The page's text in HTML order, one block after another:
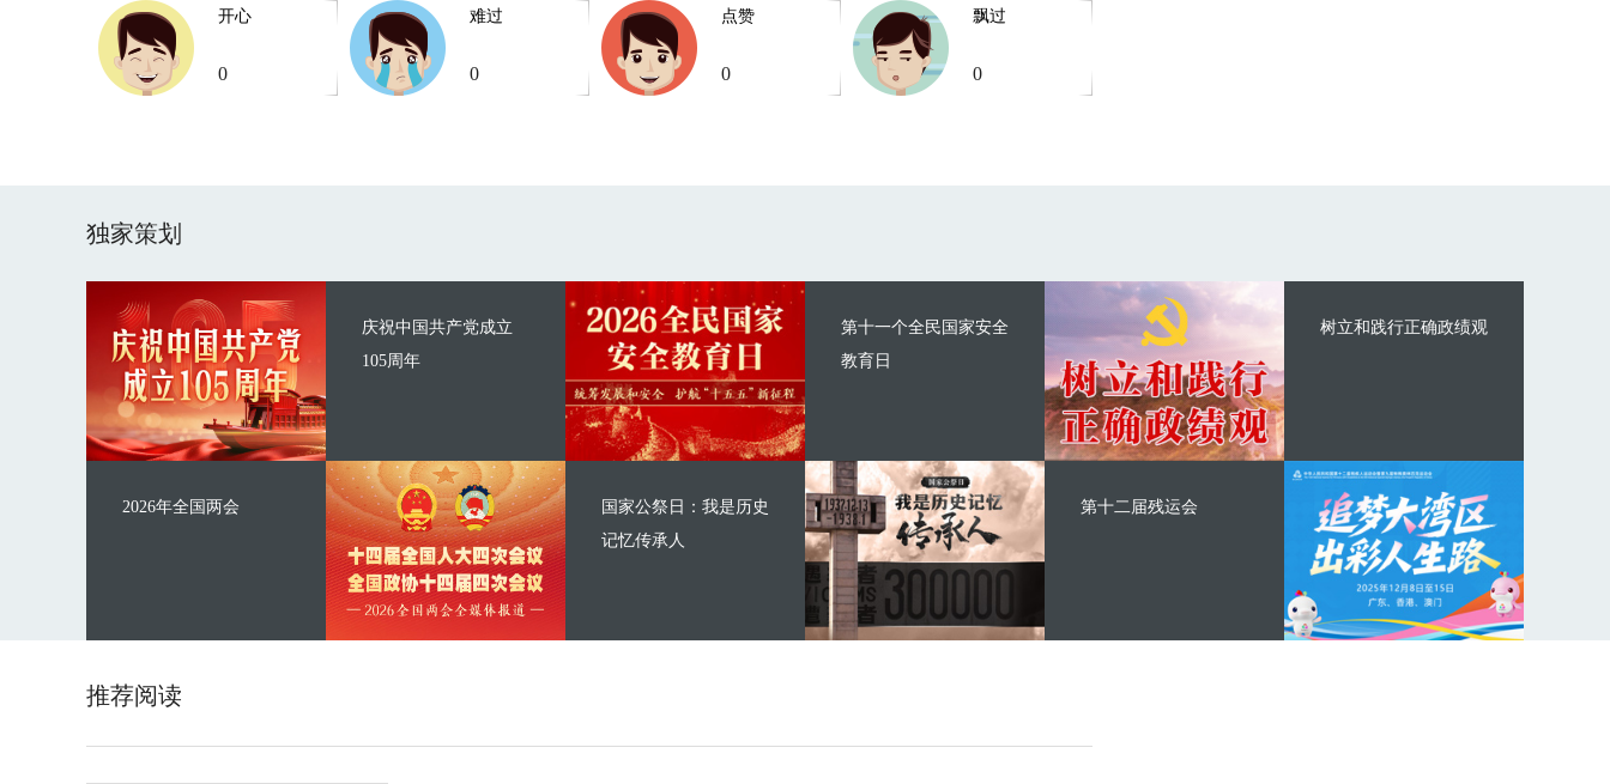
开心
0
难过
0
点赞
0
飘过
0
独家策划
庆祝中国共产党成立
105周年
2026年全国两会
第十一个全民国家安全
教育日
国家公祭日：我是历史
记忆传承人
树立和践行正确政绩观
第十二届残运会
推荐阅读